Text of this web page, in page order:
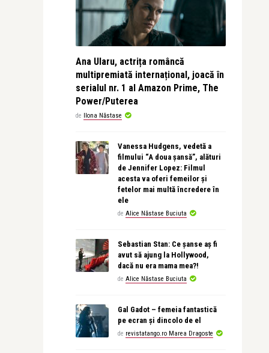
Ana Ularu, actrița româncă
multipremiată internațional, joacă în
serialul nr. 1 al Amazon Prime, The
Power/Puterea
de Ilona Năstase
Vanessa Hudgens, vedetă a
filmului “A doua șansă”, alături
de Jennifer Lopez: Filmul
acesta va oferi femeilor și
fetelor mai multă încredere în
ele
de Alice Năstase Buciuta
Sebastian Stan: Ce șanse aș fi
avut să ajung la Hollywood,
dacă nu era mama mea?!
de Alice Năstase Buciuta
Gal Gadot – femeia fantastică
pe ecran și dincolo de el
de revistatango.ro Marea Dragoste